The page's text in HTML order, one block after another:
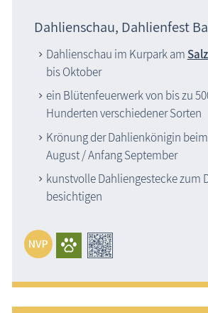
Zoo & Tierpark
Traditionelles
Zeitzeugen
Begriffe erklärt
Veranstaltungen
Blog
Dahlienschau, Dahlienfest
Dahlienschau im Kurpark am
bis Oktober
ein Blütenfeuerwerk von bis zu
Hunderten verschiedener Sorten
Krönung der Dahlienkönigin
August / Anfang September
kunstvolle Dahliengestecke zum
besichtigen